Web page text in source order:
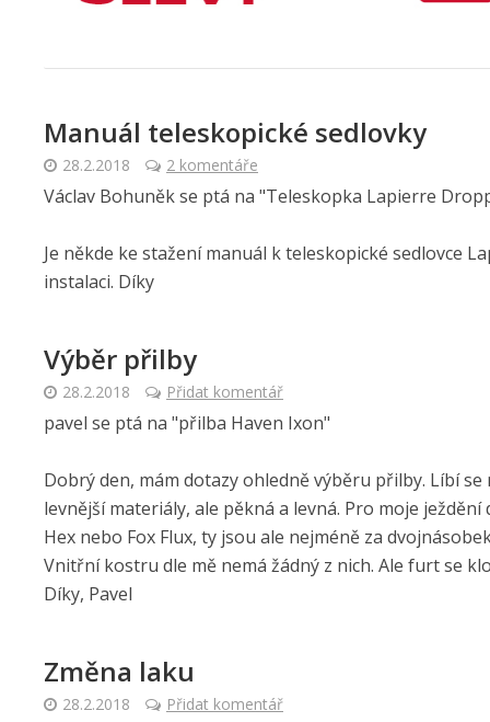
Manuál teleskopické sedlovky
28.2.2018 2 komentáře
Václav Bohuněk se ptá na "Teleskopka Lapierre
Je někde ke stažení manuál k teleskopické sedlovce
instalaci. Díky
Výběr přilby
28.2.2018 Přidat komentář
pavel se ptá na "přilba Haven Ixon"
Dobrý den, mám dotazy ohledně výběru přilby. Líbí
levnější materiály, ale pěkná a levná. Pro moje
Hex nebo Fox Flux, ty jsou ale nejméně za
Vnitřní kostru dle mě nemá žádný z nich. Ale furt se
Díky, Pavel
Změna laku
28.2.2018 Přidat komentář